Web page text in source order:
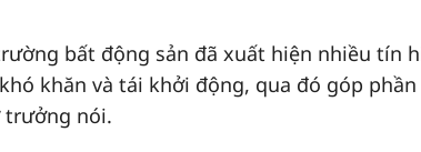
bất động sản đã xuất hiện nhiều tín
khăn và tái khởi động, qua đó góp
trưởng nói.